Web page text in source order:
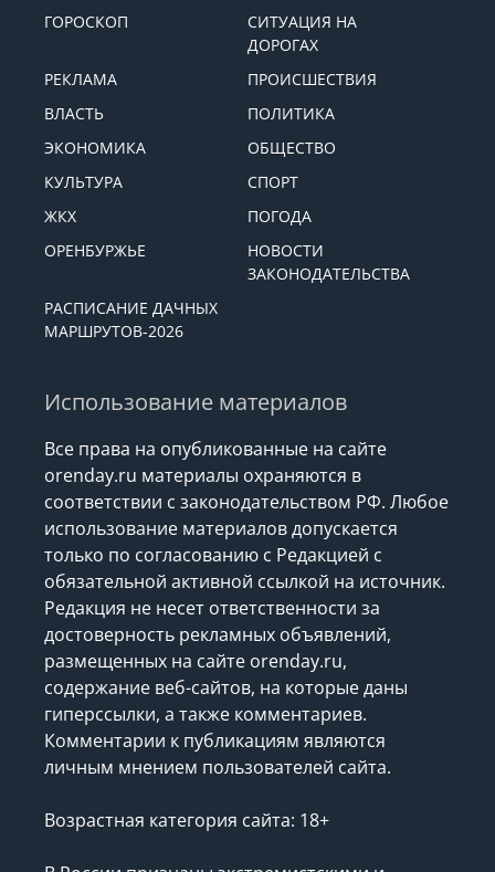
ГОРОСКОП
СИТУАЦИЯ НА
ДОРОГАХ
РЕКЛАМА
ПРОИСШЕСТВИЯ
ВЛАСТЬ
ПОЛИТИКА
ЭКОНОМИКА
ОБЩЕСТВО
КУЛЬТУРА
СПОРТ
ЖКХ
ПОГОДА
ОРЕНБУРЖЬЕ
НОВОСТИ
ЗАКОНОДАТЕЛЬСТВА
РАСПИСАНИЕ ДАЧНЫХ
МАРШРУТОВ-2026
Использование материалов
Все права на опубликованные на сайте
orenday.ru материалы охраняются в
соответствии с законодательством РФ. Любое
использование материалов допускается
только по согласованию с Редакцией с
обязательной активной ссылкой на источник.
Редакция не несет ответственности за
достоверность рекламных объявлений,
размещенных на сайте orenday.ru,
содержание веб-сайтов, на которые даны
гиперссылки, а также комментариев.
Комментарии к публикациям являются
личным мнением пользователей сайта.
Возрастная категория сайта: 18+